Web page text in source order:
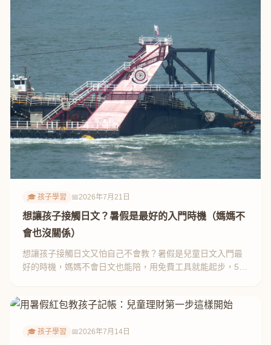
🎓 孩子學習 📅2026年7月21日
想讓孩子接觸日文？暑假是最好的入門時機（媽媽不
會也沒關係）
想讓孩子接觸日文又怕自己不會教？暑假是兒童日文入門最
好的時機，媽媽不會日文也能陪，用免費工具就能起步，5
🎓 孩子學習 📅2026年7月14日